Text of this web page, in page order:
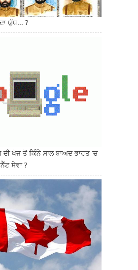
ਯੁੱਧ... ?
ਖੋਜ ਤੋਂ ਕਿੰਨੇ ਸਾਲ ਬਾਅਦ ਭਾਰਤ 'ਚ
ਸੇਵਾ ?